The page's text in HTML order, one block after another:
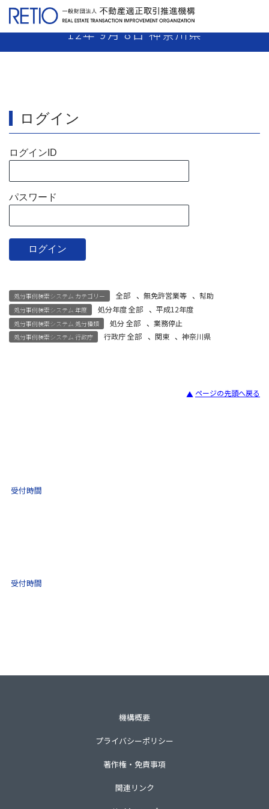
【12-19】 媒介業者 業務停止1月 平成
12年 9月 8日 神奈川県
ログイン
ログインID
パスワード
処分事例検索システム カテゴリー 全部 、 無免許営業等 、幇助
処分事例検索システム 年度 処分年度 全部 、 平成12年度
処分事例検索システム 処分種類 処分 全部 、 業務停止
処分事例検索システム 行政庁 行政庁 全部 、 関東 、神奈川県
ページの先頭へ戻る
受付時間
受付時間
機構概要
プライバシーポリシー
著作権・免責事項
関連リンク